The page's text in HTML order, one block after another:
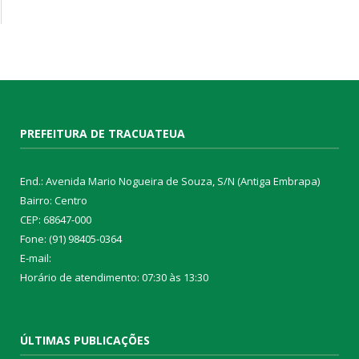
PREFEITURA DE TRACUATEUA
End.: Avenida Mario Nogueira de Souza, S/N (Antiga Embrapa)
Bairro: Centro
CEP: 68647-000
Fone: (91) 98405-0364
E-mail:
Horário de atendimento: 07:30 às 13:30
ÚLTIMAS PUBLICAÇÕES